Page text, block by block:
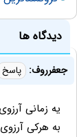
دیدگاه ها
جعفرروف: پاسخ
یه زمانی
به هرکی